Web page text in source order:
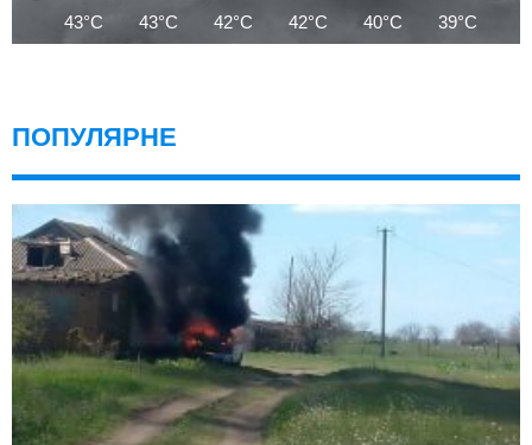
43°C 43°C 42°C 42°C 40°C 39°C
ПОПУЛЯРНЕ